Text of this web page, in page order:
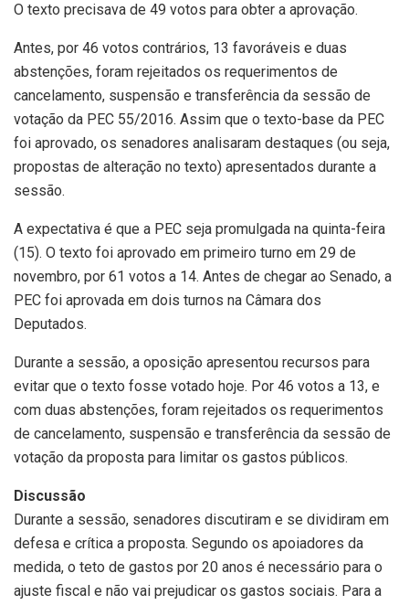
O texto precisava de 49 votos para obter a aprovação.
Antes, por 46 votos contrários, 13 favoráveis e duas
abstenções, foram rejeitados os requerimentos de
cancelamento, suspensão e transferência da sessão de
votação da PEC 55/2016. Assim que o texto-base da PEC
foi aprovado, os senadores analisaram destaques (ou seja,
propostas de alteração no texto) apresentados durante a
sessão.
A expectativa é que a PEC seja promulgada na quinta-feira
(15). O texto foi aprovado em primeiro turno em 29 de
novembro, por 61 votos a 14. Antes de chegar ao Senado, a
PEC foi aprovada em dois turnos na Câmara dos
Deputados.
Durante a sessão, a oposição apresentou recursos para
evitar que o texto fosse votado hoje. Por 46 votos a 13, e
com duas abstenções, foram rejeitados os requerimentos
de cancelamento, suspensão e transferência da sessão de
votação da proposta para limitar os gastos públicos.
Discussão
Durante a sessão, senadores discutiram e se dividiram em
defesa e crítica a proposta. Segundo os apoiadores da
medida, o teto de gastos por 20 anos é necessário para o
ajuste fiscal e não vai prejudicar os gastos sociais. Para a